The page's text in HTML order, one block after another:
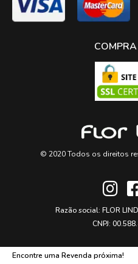
© 2020 Todos os direitos
Razão social: FLOR
CNPJ:
Encontre uma Revenda próxima!